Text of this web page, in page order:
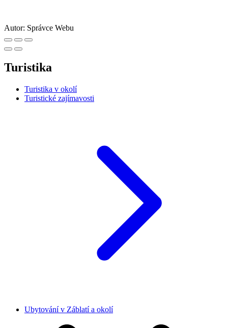
Autor: Správce Webu
Turistika
Turistika v okolí
Turistické zajímavosti
Ubytování v Záblatí a okolí